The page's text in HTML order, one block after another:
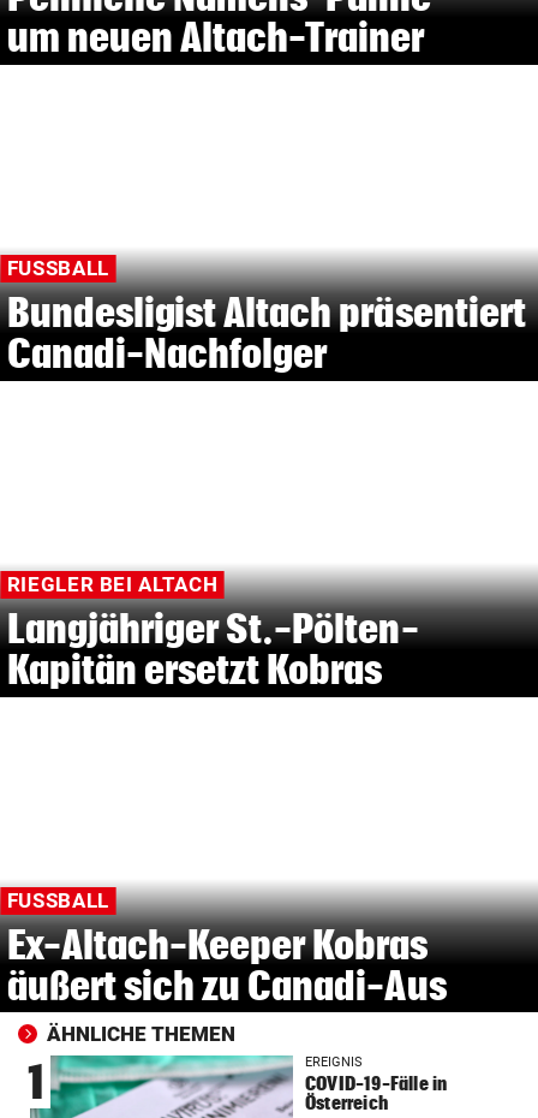
um neuen Altach-Trainer
FUSSBALL
Bundesligist Altach präsentiert
Canadi-Nachfolger
RIEGLER BEI ALTACH
Langjähriger St.-Pölten-
Kapitän ersetzt Kobras
FUSSBALL
Ex-Altach-Keeper Kobras
äußert sich zu Canadi-Aus
ÄHNLICHE THEMEN
1 EREIGNIS
COVID-19-Fälle in
Österreich